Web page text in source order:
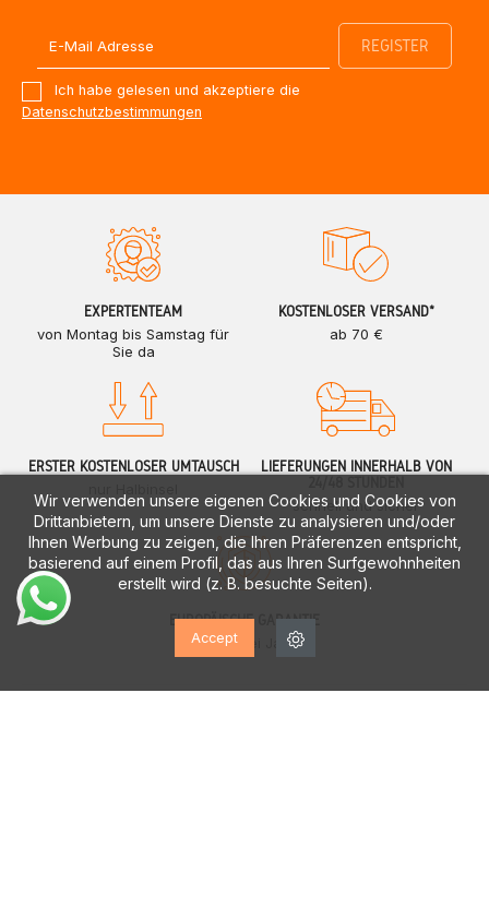
Wir verwenden unsere eigenen Cookies und Cookies von
Drittanbietern, um unsere Dienste zu analysieren und/oder
Ihnen Werbung zu zeigen, die Ihren Präferenzen entspricht,
basierend auf einem Profil, das aus Ihren Surfgewohnheiten
erstellt wird (z. B. besuchte Seiten).
Accept
Ich habe gelesen und akzeptiere die
Datenschutzbestimmungen
EXPERTENTEAM
von Montag bis Samstag für
Sie da
KOSTENLOSER VERSAND*
ab 70 €
ERSTER KOSTENLOSER UMTAUSCH
LIEFERUNGEN INNERHALB VON
schnell und sicher
EUROPÄISCHE GARANTIE
bis zu zwei Jahre